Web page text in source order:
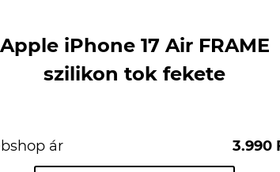
Apple iPhone 17 Air FRAME
szilikon tok fekete
ár
3.990